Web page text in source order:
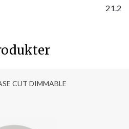
21.2
CUT DIMMABLE